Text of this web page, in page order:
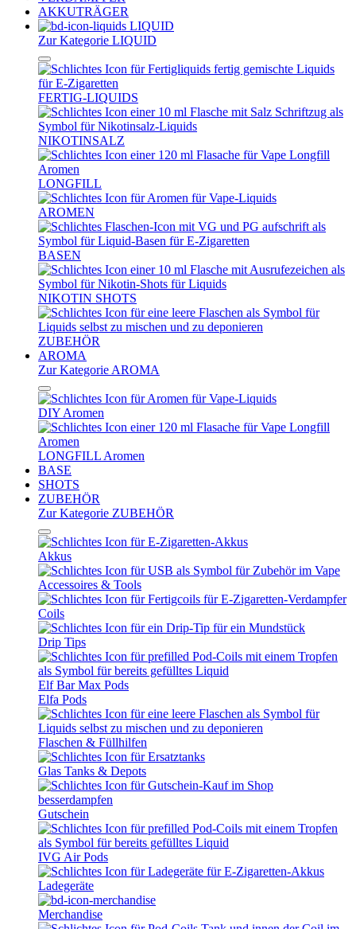
AKKUTRÄGER
LIQUID
Zur Kategorie LIQUID
FERTIG-LIQUIDS
NIKOTINSALZ
LONGFILL
AROMEN
BASEN
NIKOTIN SHOTS
ZUBEHÖR
AROMA
Zur Kategorie AROMA
DIY Aromen
LONGFILL Aromen
BASE
SHOTS
ZUBEHÖR
Zur Kategorie ZUBEHÖR
Akkus
Accessoires & Tools
Coils
Drip Tips
Elf Bar Max Pods
Elfa Pods
Flaschen & Füllhilfen
Glas Tanks & Depots
Gutschein
IVG Air Pods
Ladegeräte
Merchandise